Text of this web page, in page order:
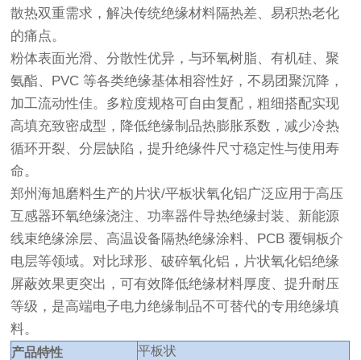
散热双重需求，解决传统绝缘材料隔热差、易积热老化
的痛点。
粉体表面光滑、分散性优异，与环氧树脂、有机硅、聚
氨酯、PVC 等各类绝缘基体相容性好，不易团聚沉降，
加工流动性佳。多粒度规格可自由复配，粗细搭配实现
高填充致密成型，降低绝缘制品热膨胀系数，减少冷热
循环开裂、分层缺陷，提升绝缘件尺寸稳定性与使用寿
命。
郑州海旭磨料生产的片状/平板状氧化铝广泛应用于高压
互感器环氧绝缘浇注、功率器件导热绝缘封装、新能源
线束绝缘涂层、高温设备隔热绝缘涂料、PCB 覆铜板介
电层等领域。对比球形、破碎氧化铝，片状氧化铝绝缘
屏蔽效果更突出，可有效降低绝缘材料厚度、提升耐压
等级，是高端电子电力绝缘制品不可替代的专用绝缘填
料。
产品特性
平板状